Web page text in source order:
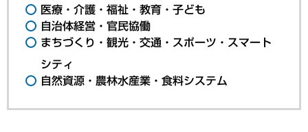
医療・介護・福祉・教育・子ども
自治体経営・官民協働
まちづくり・観光・交通・スポーツ・スマート
シティ
自然資源・農林水産業・食料システム